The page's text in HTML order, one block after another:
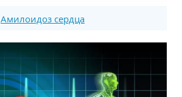
Амилоидоз сердца